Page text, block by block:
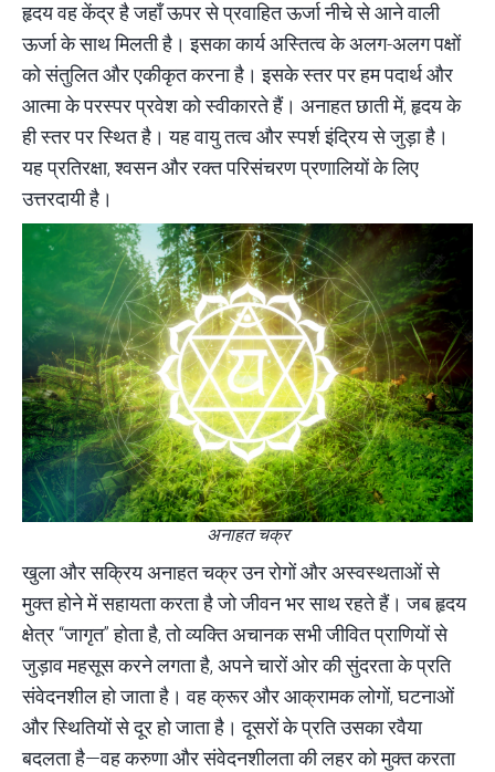
हृदय वह केंद्र है जहाँ ऊपर से प्रवाहित ऊर्जा नीचे से आने वाली
ऊर्जा के साथ मिलती है। इसका कार्य अस्तित्व के अलग-अलग पक्षों
को संतुलित और एकीकृत करना है। इसके स्तर पर हम पदार्थ और
आत्मा के परस्पर प्रवेश को स्वीकारते हैं। अनाहत छाती में, हृदय के
ही स्तर पर स्थित है। यह वायु तत्व और स्पर्श इंद्रिय से जुड़ा है।
यह प्रतिरक्षा, श्वसन और रक्त परिसंचरण प्रणालियों के लिए
उत्तरदायी है।
अनाहत चक्र
खुला और सक्रिय अनाहत चक्र उन रोगों और अस्वस्थताओं से
मुक्त होने में सहायता करता है जो जीवन भर साथ रहते हैं। जब हृदय
क्षेत्र “जागृत” होता है, तो व्यक्ति अचानक सभी जीवित प्राणियों से
जुड़ाव महसूस करने लगता है, अपने चारों ओर की सुंदरता के प्रति
संवेदनशील हो जाता है। वह क्रूर और आक्रामक लोगों, घटनाओं
और स्थितियों से दूर हो जाता है। दूसरों के प्रति उसका रवैया
बदलता है—वह करुणा और संवेदनशीलता की लहर को मुक्त करता